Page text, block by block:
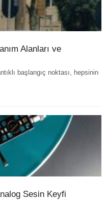
Alanları ve
başlangıç noktası, hepsinin
Sesin Keyfi